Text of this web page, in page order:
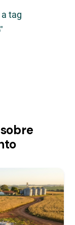
tag